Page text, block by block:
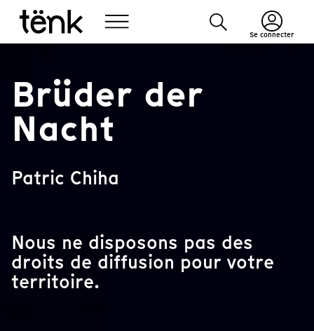
Se connecter
Brüder der
Nacht
Patric Chiha
Nous ne disposons pas des
droits de diffusion pour votre
territoire.